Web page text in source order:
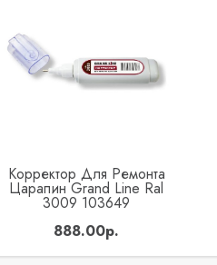
Купить
Корректор Для Ремонта
Царапин Grand Line Ral
3009 103649
888.00р.